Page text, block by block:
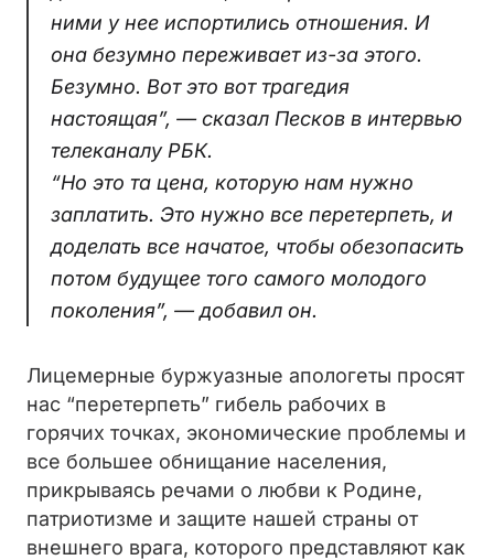
ними у нее испортились отношения. И
она безумно переживает из-за этого.
Безумно. Вот это вот трагедия
настоящая”, — сказал Песков в интервью
телеканалу РБК.
“Но это та цена, которую нам нужно
заплатить. Это нужно все перетерпеть, и
доделать все начатое, чтобы обезопасить
потом будущее того самого молодого
поколения”, — добавил он.
Лицемерные буржуазные апологеты просят
нас “перетерпеть” гибель рабочих в
горячих точках, экономические проблемы и
все большее обнищание населения,
прикрываясь речами о любви к Родине,
патриотизме и защите нашей страны от
внешнего врага, которого представляют как